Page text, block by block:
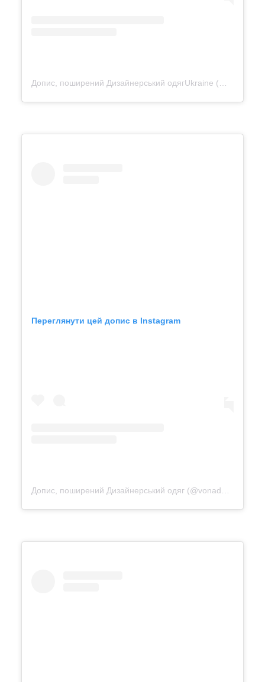
Допис, поширений Дизайнерський одягUkraine (@vonadmytra)
Переглянути цей допис в Instagram
Допис, поширений Дизайнерський одяг (@vonadmytra_videotour)